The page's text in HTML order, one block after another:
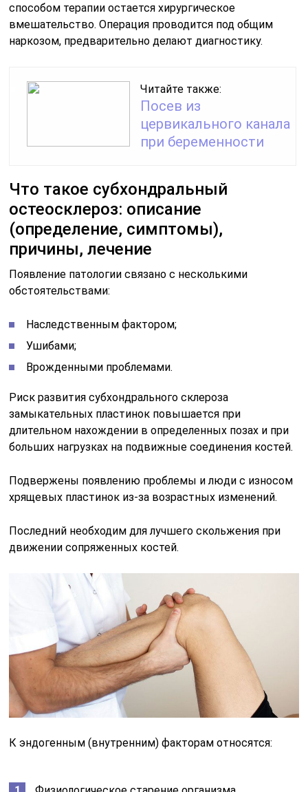
способом терапии остается хирургическое
вмешательство. Операция проводится под общим
наркозом, предварительно делают диагностику.
Читайте также:
Посев из
цервикального канала
при беременности
Что такое субхондральный
остеосклероз: описание
(определение, симптомы),
причины, лечение
Появление патологии связано с несколькими
обстоятельствами:
Наследственным фактором;
Ушибами;
Врожденными проблемами.
Риск развития субхондрального склероза
замыкательных пластинок повышается при
длительном нахождении в определенных позах и при
больших нагрузках на подвижные соединения костей.
Подвержены появлению проблемы и люди с износом
хрящевых пластинок из-за возрастных изменений.
Последний необходим для лучшего скольжения при
движении сопряженных костей.
К эндогенным (внутренним) факторам относятся: